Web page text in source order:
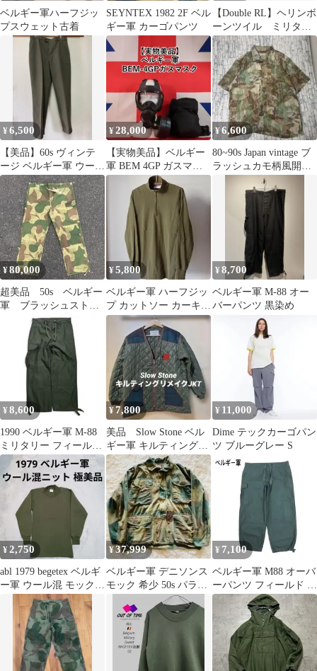
ベルギー軍ハーフジッ
プスウェット古着
SEYNTEX 1982 2F ベル
ギー軍 カーゴパンツ
【Double RL】ヘリンボ
ーンツイル ミリタリ
ーショーツ34
¥6,500
【美品】60s ヴィンテ
ージ ベルギー軍 ウール
スラックス ミリタリー
カーキ
¥28,000
【実物美品】ベルギー
軍 BEM 4GP ガスマス
ク
¥6,600
80~90s Japan vintage ブ
ラッシュカモ柄風開襟
¥80,000
超美品 50s ベルギー
軍 ブラッシュストロ
ークカモ（前期）SAS
スペシャル
¥5,800
ベルギー軍 ハーフジッ
プ カットソー カーキ
ミリタリー 実物 ユーロ
ミリタリー
¥8,700
ベルギー軍 M-88 オー
バーパンツ 黒染め
¥ 8,600
1990 ベルギー軍 M-88
ミリタリー フィールド
カーゴパンツ
¥7,800
美品 Slow Stone ベル
ギー軍 キルティングラ
イナー リメイクジャケ
ット
¥ 11,000
Dime テックカーゴパン
ツ ブルーグレー S
¥2,750
abl 1979 begetex ベルギ
ー軍 ウール混 モックネ
ック シャツ
¥37,999
ベルギー軍 デニソンス
モック 希少 50s パラシ
ュート ブラッシュカモ
¥ 7,100
ベルギー軍 M88 オーバ
ーパンツ フィールド カ
ーゴ イージー
SEYNTEX